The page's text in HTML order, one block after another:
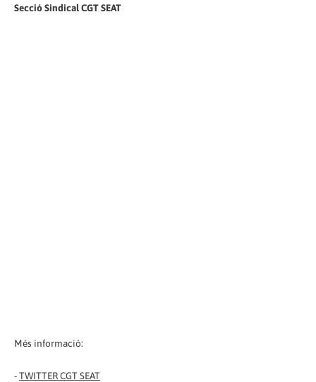
Secció Sindical CGT SEAT
Més informació:
-TWITTER CGT SEAT